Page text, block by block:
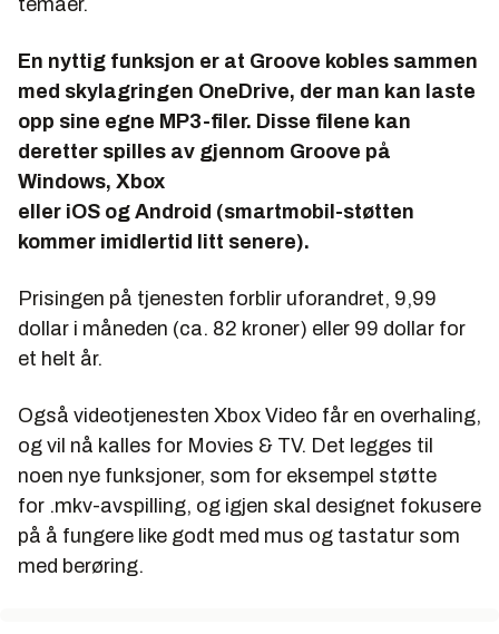
En nyttig funksjon er at Groove kobles sammen
med skylagringen OneDrive, der man kan laste
opp sine egne MP3-filer. Disse filene kan
deretter spilles av gjennom Groove på
Windows, Xbox
eller iOS og Android (smartmobil-støtten
kommer imidlertid litt senere).
Prisingen på tjenesten forblir uforandret, 9,99
dollar i måneden (ca. 82 kroner) eller 99 dollar for
et helt år.
Også videotjenesten Xbox Video får en overhaling,
og vil nå kalles for Movies & TV. Det legges til
noen nye funksjoner, som for eksempel støtte
for .mkv-avspilling, og igjen skal designet fokusere
på å fungere like godt med mus og tastatur som
med berøring.